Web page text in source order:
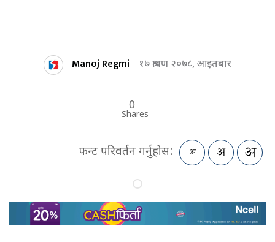
Manoj Regmi १७ श्रावण २०७८, आइतबार
0
Shares
फन्ट परिवर्तन गर्नुहोस: